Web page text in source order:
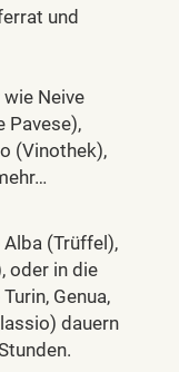
und
Neive
Pavese),
(Vinothek),
(Trüffel),
oder in die
Genua,
dauern